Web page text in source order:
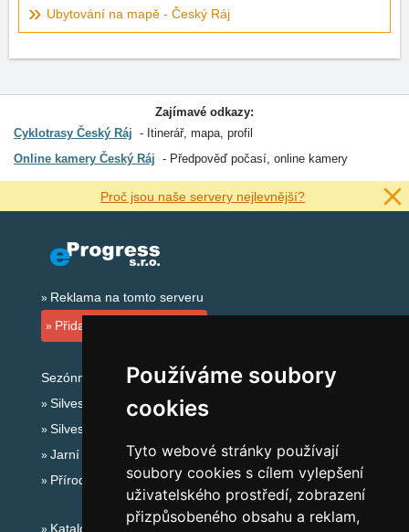
Používáme soubory
cookies
Tyto webové stránky používají
soubory cookies s cílem vylepšení
uživatelského prostředí, zobrazení
přizpůsobeného obsahu a reklam,
Ubytování na mapě - Český Ráj
Zajímavé odkazy:
Cyklotrasy Český Ráj
Itinerář, mapa, profil
Online kamery Český Ráj
Předpověď počasí, online kamery
Proč jsou naše servery nejlevnější?
Reklama na tomto serveru
Přidat ubytovací zařízení
Sezónní odkazy:
Silvester Český Ráj
Silvestr na horách 2025/26
Jarní prázdniny 2027
Přírodní koupaliště
Katalog ubytování Český Ráj